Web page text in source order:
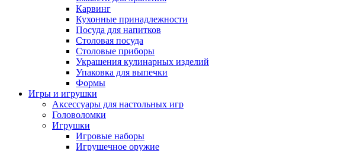
Карвинг
Кухонные принадлежности
Посуда для напитков
Столовая посуда
Столовые приборы
Украшения кулинарных изделий
Упаковка для выпечки
Формы
Игры и игрушки
Аксессуары для настольных игр
Головоломки
Игрушки
Игровые наборы
Игрушечное оружие